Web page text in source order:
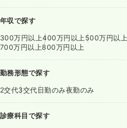
年収で探す
300万円以上400万円以上 500万円以上
700万円以上800万円以上
勤務形態で探す
2交代3交代日勤のみ夜勤のみ
診療科目で探す